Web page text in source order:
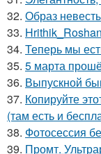
32. Образ
33.
34. Теперь мы
35. 5 марта
36. Выпускной
37. Копируйте
(там есть и
38. Фотосессия
39. Промт.